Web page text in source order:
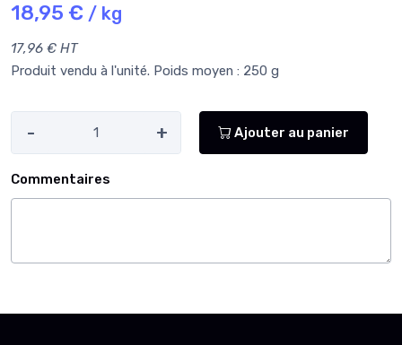
18,95 € / kg
17,96 € HT
Produit vendu à l'unité. Poids moyen : 250 g
- + Ajouter au panier
Commentaires